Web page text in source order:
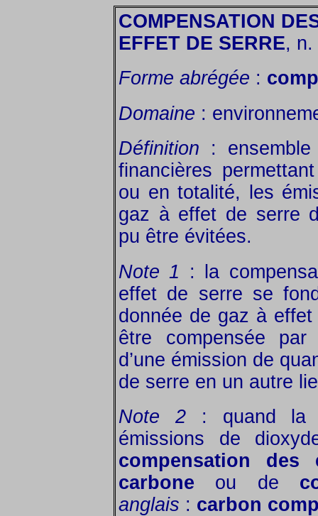
COMPENSATION
EFFET DE SERRE, n.
Forme abrégée :
Domaine :
Définition :
financières
ou en totalité, les
gaz à effet de serre
pu être évitées.
Note 1 : la
effet de serre se
donnée de gaz à
être compensée par
d’une émission de
de serre en un autre
Note 2: quand la
émissions de
compensation
carbone ou de
anglais : carbon